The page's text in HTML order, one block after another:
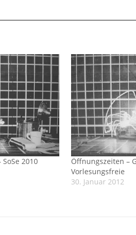
2010
Öffnungszeiten –
Vorlesungsfreie
30. Januar 2012